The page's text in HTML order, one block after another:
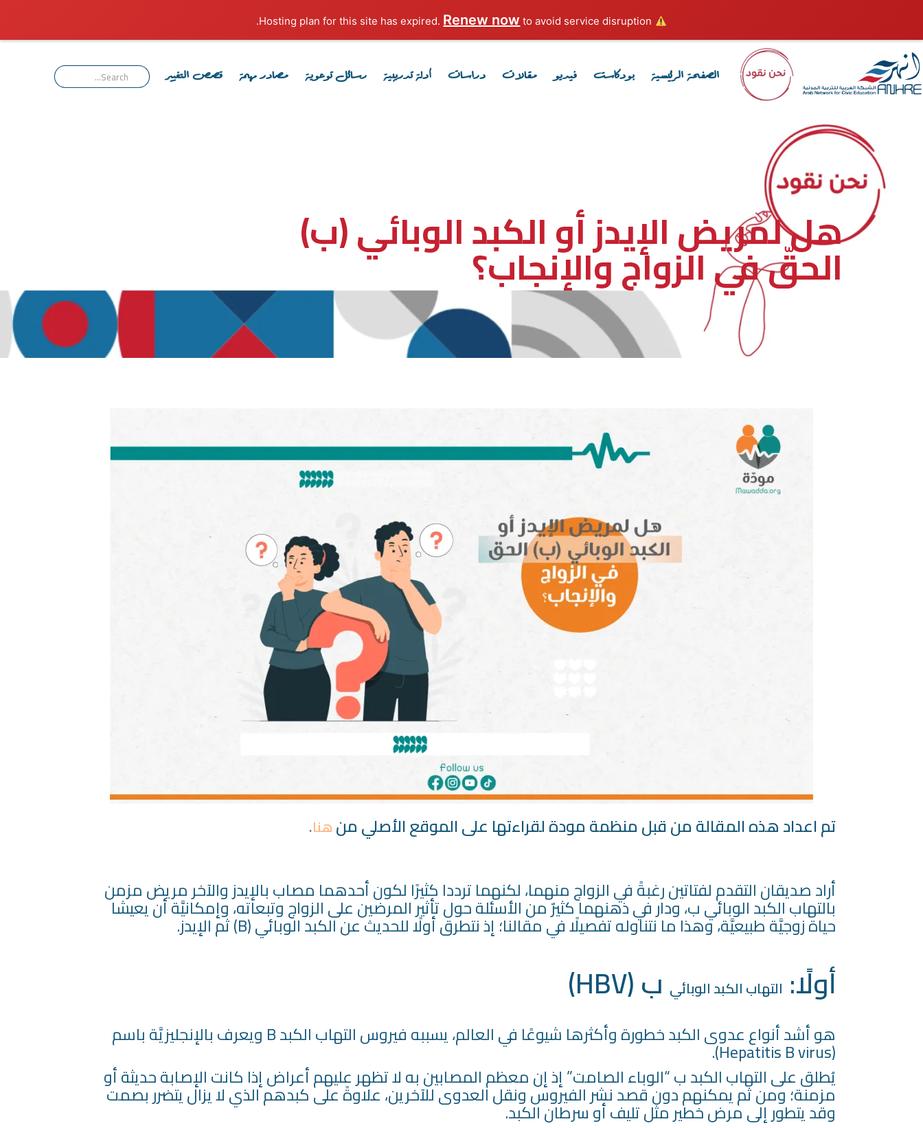
Renew now to avoid service disruption.
قصص التغيير مصادر مهمة رسائل توعوية أدلة تدريبية دراسات مقالات فيديو بودكاست الصفحة الرئيسية
هل لمريض الإيدز أو الكبد الوبائي (ب)
الحقّ في الزواج والإنجاب؟
تم اعداد هذه المقالة من قبل منظمة مودة لقراءتها على الموقع الأصلي منهنا.
أراد صديقان التقدم لفتاتين رغبةً في الزواج منهما، لكنهما ترددا كثيرًا لكون أحدهما مصاب بالإيدز والآخر مريض مزمن
بالتهاب الكبد الوبائي ب، ودار في ذهنهما كثيرٌ من الأسئلة حول تأثير المرضين على الزواج وتبعاته، وإمكانيَّة أن يعيشا
حياة زوجيَّة طبيعيَّة، وهذا ما نتناوله تفصيلًا في مقالنا؛ إذ نتطرق أولًا للحديث عن الكبد الوبائي (B) ثم الإيدز.
أولًا: التهاب الكبد الوبائي ب (HBV)
هو أشد أنواع عدوى الكبد خطورة وأكثرها شيوعًا في العالم، يسببه فيروس التهاب الكبد B ويعرف بالإنجليزيَّة باسم
(Hepatitis B virus).
يُطلق على التهاب الكبد ب “الوباء الصامت” إذ إن معظم المصابين به لا تظهر عليهم أعراض إذا كانت الإصابة حديثة أو
مزمنة؛ ومن ثم يمكنهم دون قصد نشر الفيروس ونقل العدوى للآخرين، علاوةً على كبدهم الذي لا يزال يتضرر بصمت
وقد يتطور إلى مرض خطير مثل تليف أو سرطان الكبد.